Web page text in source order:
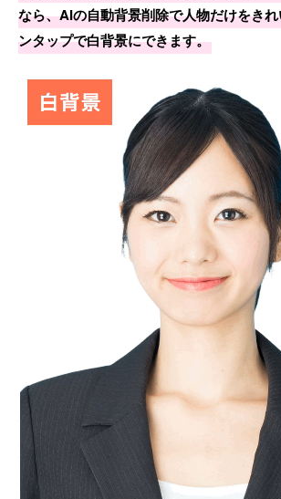
なら、AIの自動背景削除で人物だけをき
ンタップで白背景にできます。